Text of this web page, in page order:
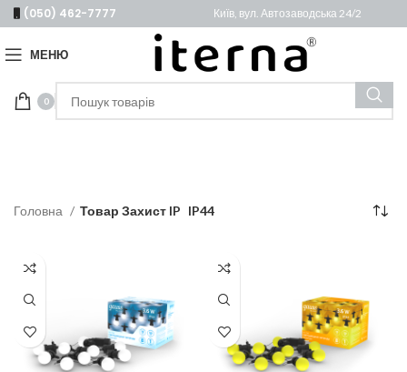
(050) 462-7777 Київ, вул. Автозаводська 24/2
МЕНЮ
0
Головна Товар Захист IP IP44